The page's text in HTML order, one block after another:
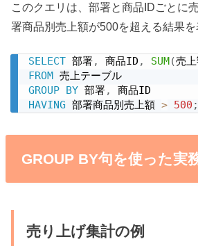
このクエリは、部署と商品IDごとに
署商品別売上額が500を超える結果を
SELECT 部署, 商品ID , SUM (売
FROM
売上テーブル
GROUP
BY 部署,
HAVING 部署商品別売上額 > 500 ;
GROUP BY句を使った実
売り上げ集計の例